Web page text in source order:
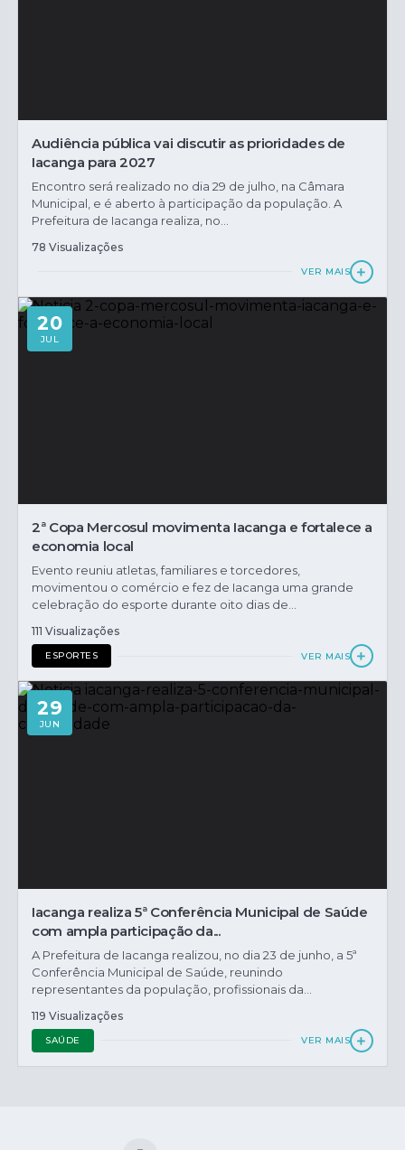
Audiência pública vai discutir as prioridades de
Iacanga para 2027
Encontro será realizado no dia 29 de julho, na Câmara
Municipal, e é aberto à participação da população. A
Prefeitura de Iacanga realiza, no...
78 Visualizações
VER MAIS
ESPORTES
20
JUL
2ª Copa Mercosul movimenta Iacanga e fortalece a
economia local
Evento reuniu atletas, familiares e torcedores,
movimentou o comércio e fez de Iacanga uma grande
celebração do esporte durante oito dias de...
111 Visualizações
VER MAIS
SAÚDE
29
JUN
Iacanga realiza 5ª Conferência Municipal de Saúde
com ampla participação da...
A Prefeitura de Iacanga realizou, no dia 23 de junho, a 5ª
Conferência Municipal de Saúde, reunindo
representantes da população, profissionais da...
119 Visualizações
VER MAIS